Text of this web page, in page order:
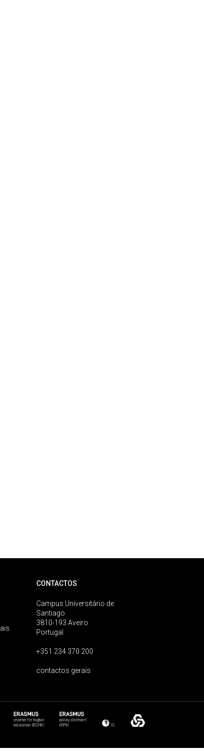
CONTACTOS
Campus Universitário de
Santiago
3810-193 Aveiro
Portugal
+351 234 370 200
contactos gerais